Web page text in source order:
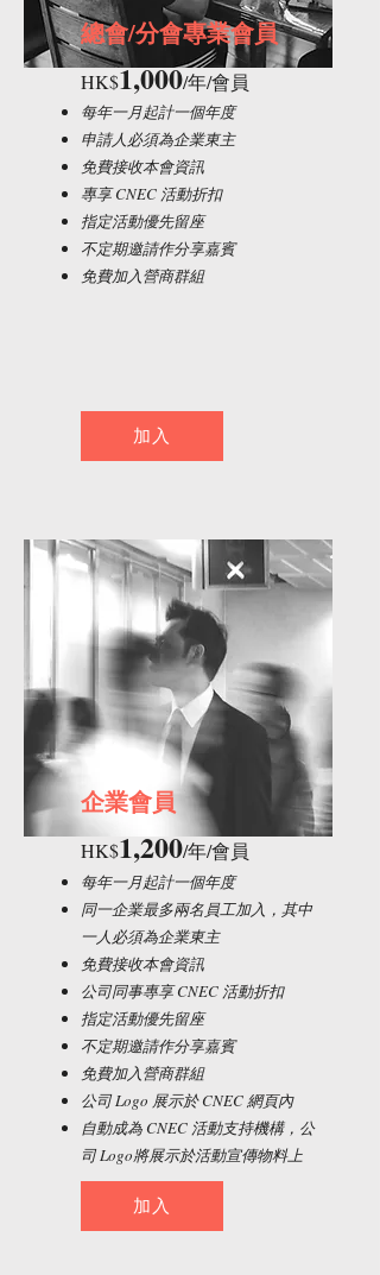
總會/分會專業會員
HK$1,000/年/會員
每年一月起計一個年度
申請人必須為企業東主
免費接收本會資訊
專享 CNEC 活動折扣
指定活動優先留座
不定期邀請作分享嘉賓
​免費加入營商群組
加入
企業會員
HK$1,200/年​/會員
每年一月起計一個年度
同一企業最多兩名員工加入，其中
一人必須為企業東主
免費接收本會資訊
公司同事專享 CNEC 活動折扣
指定活動優先留座
不定期邀請作分享嘉賓
​免費加入營商群組
公司 Logo 展示於 CNEC 網頁內
​自動成為 CNEC 活動支持機構，公
司 Logo將展示於活動宣傳物料上
加入